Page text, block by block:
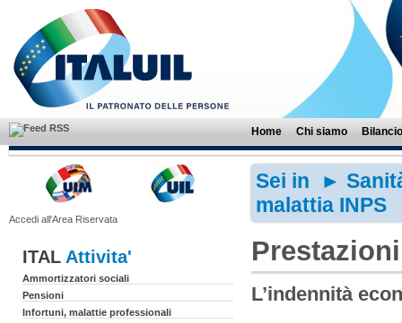
Home Chi siamo
Accedi all'Area Riservata
ITAL Attivita'
Ammortizzatori sociali
Pensioni
Infortuni, malattie professionali
Sei in ►
malattia INPS
L’indennità